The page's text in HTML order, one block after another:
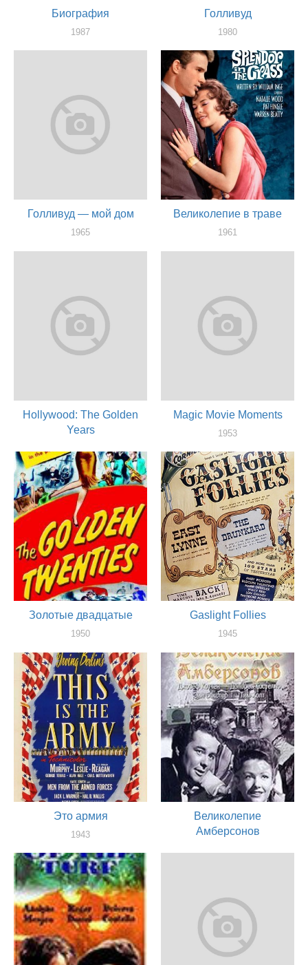
Биография
1987
Голливуд
1980
Голливуд — мой дом
1965
Великолепие в траве
1961
Hollywood: The Golden
Years
актер
Magic Movie Moments
1953
Золотые двадцатые
1950
Gaslight Follies
1945
Это армия
1943
Великолепие
Амберсонов